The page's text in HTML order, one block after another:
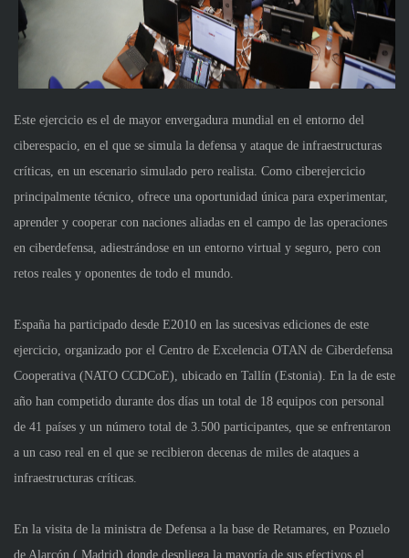
Este ejercicio es el de mayor envergadura mundial en el entorno del
ciberespacio, en el que se simula la defensa y ataque de infraestructuras
críticas, en un escenario simulado pero realista. Como ciberejercicio
principalmente técnico, ofrece una oportunidad única para experimentar,
aprender y cooperar con naciones aliadas en el campo de las operaciones
en ciberdefensa, adiestrándose en un entorno virtual y seguro, pero con
retos reales y oponentes de todo el mundo.
España ha participado desde E2010 en las sucesivas ediciones de este
ejercicio, organizado por el Centro de Excelencia OTAN de Ciberdefensa
Cooperativa (NATO CCDCoE), ubicado en Tallín (Estonia). En la de este
año han competido durante dos días un total de 18 equipos con personal
de 41 países y un número total de 3.500 participantes, que se enfrentaron
a un caso real en el que se recibieron decenas de miles de ataques a
infraestructuras críticas.
En la visita de la ministra de Defensa a la base de Retamares, en Pozuelo
de Alarcón ( Madrid) donde despliega la mayoría de sus efectivos el